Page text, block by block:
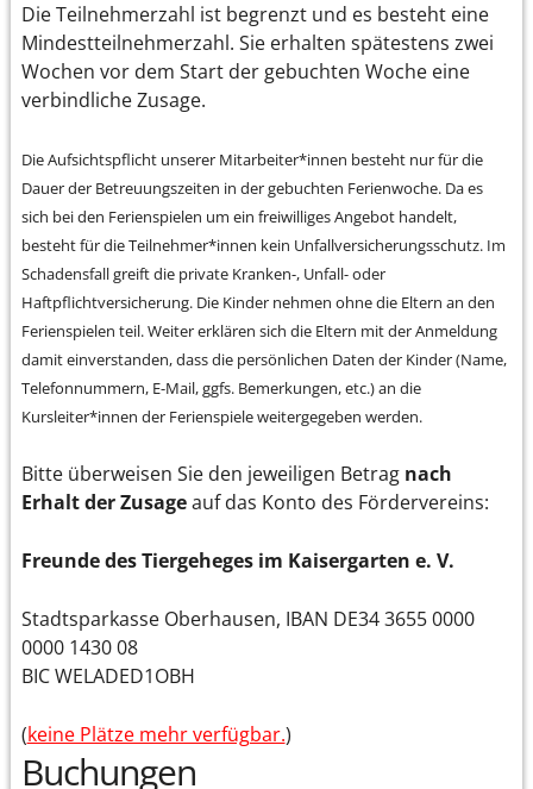
Die Teilnehmerzahl ist begrenzt und es besteht eine
Mindestteilnehmerzahl. Sie erhalten spätestens zwei
Wochen vor dem Start der gebuchten Woche eine
verbindliche Zusage.
Die Aufsichtspflicht unserer Mitarbeiter*innen besteht nur für die
Dauer der Betreuungszeiten in der gebuchten Ferienwoche. Da es
sich bei den Ferienspielen um ein freiwilliges Angebot handelt,
besteht für die Teilnehmer*innen kein Unfallversicherungsschutz. Im
Schadensfall greift die private Kranken-, Unfall- oder
Haftpflichtversicherung. Die Kinder nehmen ohne die Eltern an den
Ferienspielen teil. Weiter erklären sich die Eltern mit der Anmeldung
damit einverstanden, dass die persönlichen Daten der Kinder (Name,
Telefonnummern, E-Mail, ggfs. Bemerkungen, etc.) an die
Kursleiter*innen der Ferienspiele weitergegeben werden.
Bitte überweisen Sie den jeweiligen Betrag nach
Erhalt der Zusageauf das Konto des Fördervereins:
Freunde des Tiergeheges im Kaisergarten e. V.
Stadtsparkasse Oberhausen, IBAN DE34 3655 0000
0000 1430 08
BIC WELADED1OBH
(keine Plätze mehr verfügbar.)
Buchungen